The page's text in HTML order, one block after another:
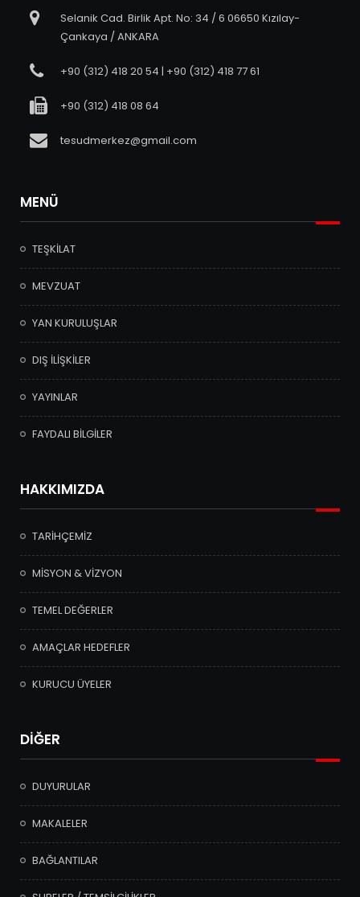
Selanik Cad. Birlik Apt. No: 34 / 6 06650 Kızılay-
Çankaya / ANKARA
+90 (312) 418 20 54 | +90 (312) 418 77 61
+90 (312) 418 08 64
tesudmerkez@gmail.com
MENÜ
TEŞKİLAT
MEVZUAT
YAN KURULUŞLAR
DIŞ İLİŞKİLER
YAYINLAR
FAYDALI BİLGİLER
HAKKIMIZDA
TARİHÇEMİZ
MİSYON & VİZYON
TEMEL DEĞERLER
AMAÇLAR HEDEFLER
KURUCU ÜYELER
DİĞER
DUYURULAR
MAKALELER
BAĞLANTILAR